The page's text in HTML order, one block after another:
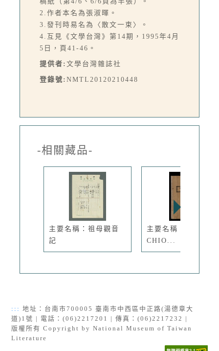
2.作者本名為張淑暉。
3.發刊時易名為〈散文一束〉。
4.互見《文學台灣》第14期，1995年4月
5日，頁41-46。
提供者: 文學台灣雜誌社
登錄號: NMTL20120210448
-相關藏品-
主要名稱：祖母觀音
記
主要名稱：BIĀU-
CHIO...
::: 地址：台南市700005 臺南市中西區中正路(湯德章大
道)1號 | 電話：(06)2217201 | 傳真：(06)2217232 |
版權所有 Copyright by National Museum of Taiwan
Literature